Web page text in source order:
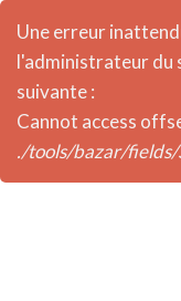
Une erreur
l'administrateur du
suivante :
Cannot access
./tools/bazar/fields/
Aller au contenu